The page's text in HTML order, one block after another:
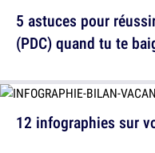
5 astuces pour
(PDC) quand tu te
12 infographies sur